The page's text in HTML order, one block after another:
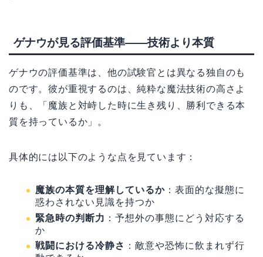
ゲナウが見る評価基準――技術より本質
ゲナウの評価基準は、他の試験官とは異なる独自のも
のです。彼が重視するのは、純粋な魔法技術の高さよ
りも、「魔族と対峙した時に生き残り、勝利できる本
質を持っているか」。
具体的には以下のような点を見ています：
魔族の本質を理解しているか ：表面的な擬態に
惑わされない見識を持つか
緊急時の判断力 ：予想外の事態にどう対応する
か
戦闘における冷静さ ：敵意や恐怖に飲まれず行